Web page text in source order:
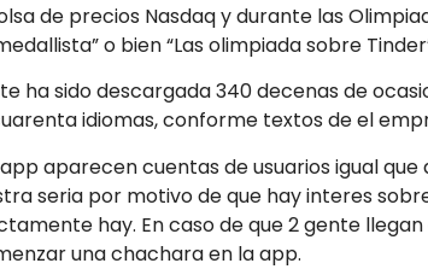
de precios Nasdaq y durante las
o bien “Las olimpiada sobre
ha sido descargada 340 decenas de
idiomas, conforme textos de el
aparecen cuentas de usuarios igual que
seri­a por motivo de que hay interes
hay. En caso de que 2 gente
una chachara en la app.